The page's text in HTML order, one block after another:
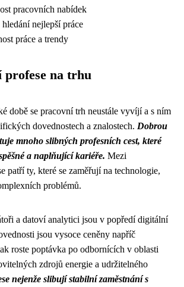
pracovních nabídek
nejlepší práce
práce a trendy
profese na trhu
době se pracovní trh neustále vyvíjí a s ním
dovednostech a znalostech. Dobrou
mnoho slibných profesních cest, které
a naplňující kariéře. Mezi
patří ty, které se zaměřují na technologie,
problémů.
a datoví analytici jsou v popředí digitální
jsou vysoce ceněny napříč
roste poptávka po odbornících v oblasti
zdrojů energie a udržitelného
nejenže slibují stabilní zaměstnání s